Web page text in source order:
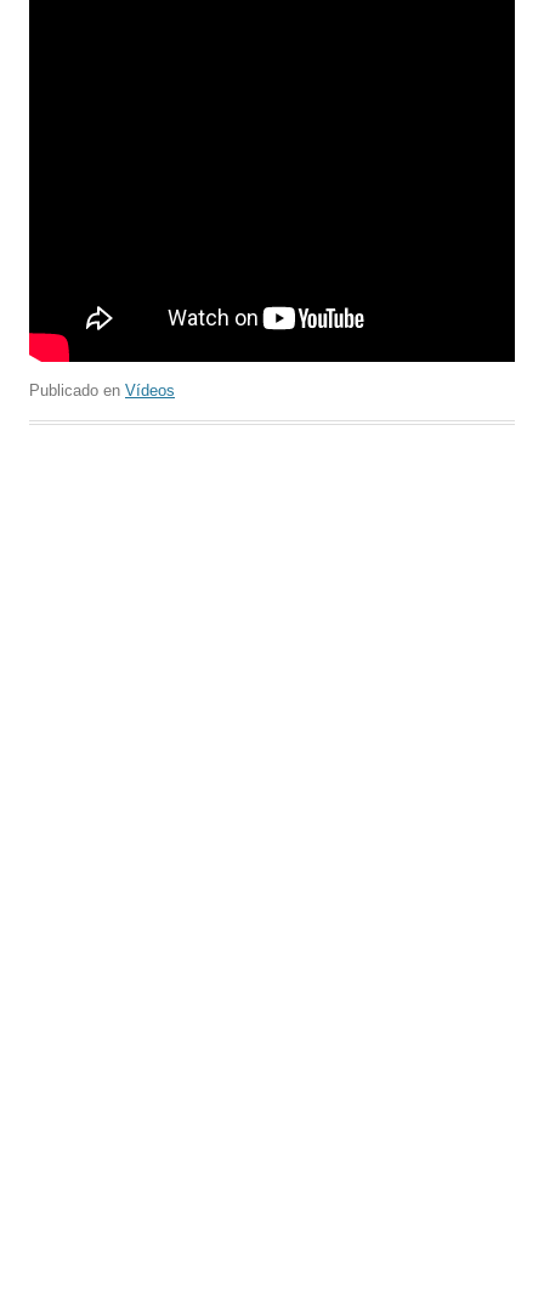
Publicado en Vídeos